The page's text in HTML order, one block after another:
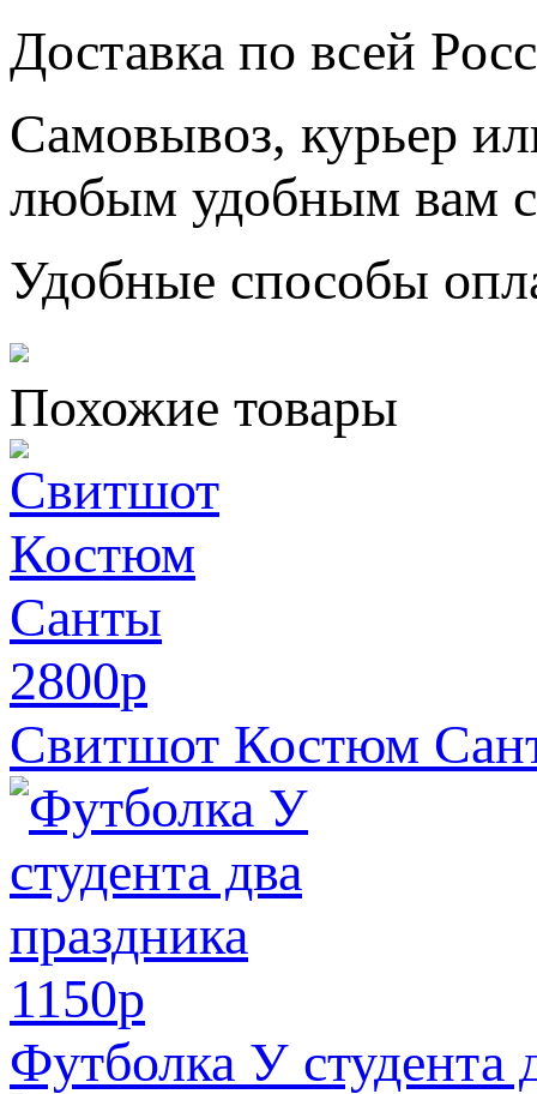
Доставка по всей
Самовывоз, курьер
любым удобным вам
Удобные способы
Похожие товары
2800p
Свитшот Костюм
1150p
Футболка У студента